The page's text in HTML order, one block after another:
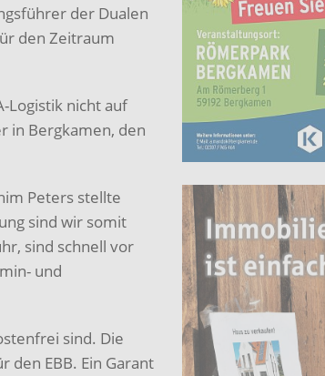
der Dualen
den Zeitraum
Logistik nicht auf
in Bergkamen, den
Peters stellte
sind wir somit
sind schnell vor
und
sind. Die
den EBB. Ein Garant